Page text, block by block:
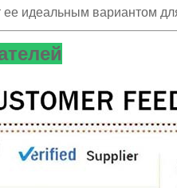
ее идеальным вариантом